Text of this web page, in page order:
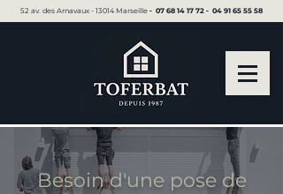
52 av. des Arnavaux - 13014 Marseille ▪︎ 07 68 14 17 72 ▪︎ 04 91 65 55 58
Besoin d'une pose de